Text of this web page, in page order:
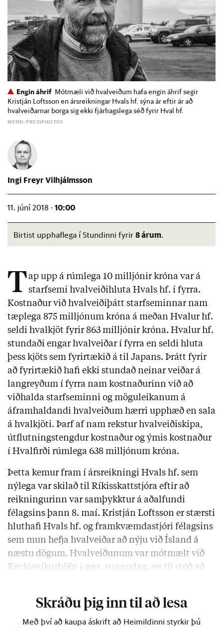
Engin áhrif Mótmæli við hvalveiðum hafa engin áhrif segir
Kristján Loftsson en ársreikningar Hvals hf. sýna ár eftir ár að
hvalveiðarnar borga sig ekki fjárhagslega séð fyrir Hval hf.
MYND: PRESSPHOTOS
Ingi Freyr Vilhjálmsson
11. júní 2018 · 10:00
Birtist upphaflega í Stundinni fyrir 8 árum.
Tap upp á rúmlega 10 milljónir króna var á
starfsemi hvalveiðihluta Hvals hf. í fyrra.
Kostnaður við hvalveiðiþátt starfseminnar nam
tæplega 875 milljónum króna á meðan Hvalur hf.
seldi hvalkjöt fyrir 863 milljónir króna. Hvalur hf.
stundaði engar hvalveiðar í fyrra en seldi hluta
þess kjöts sem fyrirtækið á til Japans. Þrátt fyrir
að fyrirtækið hafi ekki stundað neinar veiðar á
langreyðum í fyrra nam kostnaðurinn við að
viðhalda starfseminni og möguleikanum á
áframhaldandi hvalveiðum hærri upphæð en sala
á hvalkjöti. Þarf af nam rekstur hvalveiðiskipa,
útflutningstengdur kostnaður og ýmis kostnaður
í Hvalfirði rúmlega 638 milljónum króna.
Þetta kemur fram í ársreikningi Hvals hf. sem
nýlega var skilað til Ríkisskattstjóra eftir að
reikningurinn var samþykktur á aðalfundi
félagsins þann 8. maí. Kristján Loftsson er stærsti
hluthafi Hvals hf. og framkvæmdastjóri félagsins
sem mun hefja hvalveiðar að nýju við Ísland á
næstu dögum. Hvalveiðunum var mótmælt við
Reykjavíkurhöfn í gær, sunnudag, en til stóð að
Skráðu þig inn til að lesa
Með því að kaupa áskrift að Heimildinni styrkir þú